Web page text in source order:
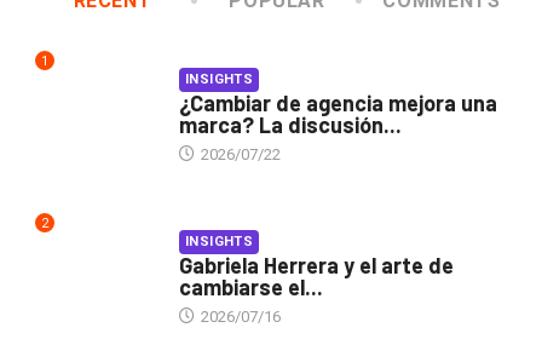
1
INSIGHTS
¿Cambiar de agencia mejora una
marca? La discusión...
2026/07/22
2
INSIGHTS
Gabriela Herrera y el arte de
cambiarse el...
2026/07/16